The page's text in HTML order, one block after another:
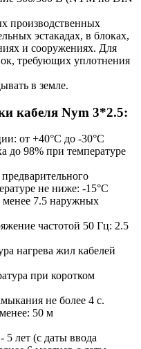
производственных
эстакадах, в блоках,
и сооружениях. Для
требующих уплотнения
в земле.
кабеля Nym 3*2.5:
от +40°С до -30°С
до 98% при температуре
не ниже: -15°С
менее 7.5 наружных
частотой 50 Гц: 2.5
нагрева жил кабелей
при коротком
не более 4 с.
50 м
5 лет (с даты ввода